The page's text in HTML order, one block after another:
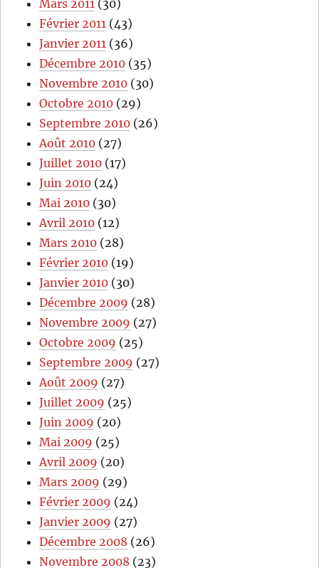
Mars 2011 (30)
Février 2011 (43)
Janvier 2011 (36)
Décembre 2010 (35)
Novembre 2010 (30)
Octobre 2010 (29)
Septembre 2010 (26)
Août 2010 (27)
Juillet 2010 (17)
Juin 2010 (24)
Mai 2010 (30)
Avril 2010 (12)
Mars 2010 (28)
Février 2010 (19)
Janvier 2010 (30)
Décembre 2009 (28)
Novembre 2009 (27)
Octobre 2009 (25)
Septembre 2009 (27)
Août 2009 (27)
Juillet 2009 (25)
Juin 2009 (20)
Mai 2009 (25)
Avril 2009 (20)
Mars 2009 (29)
Février 2009 (24)
Janvier 2009 (27)
Décembre 2008 (26)
Novembre 2008 (23)